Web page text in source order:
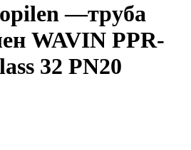
—труба
WAVIN PPR-
32 PN20